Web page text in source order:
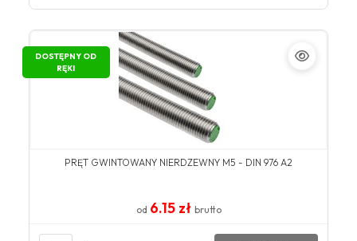
DOSTĘPNY OD
RĘKI
PRĘT GWINTOWANY NIERDZEWNY M5 - DIN 976 A2
od 6.15 zł brutto